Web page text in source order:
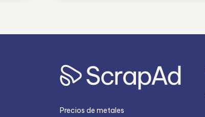
Precios de metales